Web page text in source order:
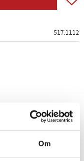
Om
517.1112